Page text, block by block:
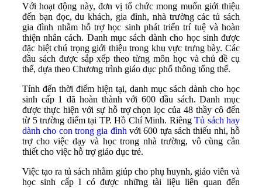
Với hoạt động này, đơn vị tổ chức mong muốn giới thiệu
đến bạn đọc, du khách, gia đình, nhà trường các tủ sách
gia đình nhằm hỗ trợ học sinh phát triển trí tuệ và hoàn
thiện nhân cách. Danh mục sách dành cho học sinh được
đặc biệt chú trọng giới thiệu trong khu vực trưng bày. Các
đầu sách được sắp xếp theo từng môn học và chủ đề cụ
thể, dựa theo Chương trình giáo dục phổ thông tổng thể.
Tính đến thời điểm hiện tại, danh mục sách dành cho học
sinh cấp 1 đã hoàn thành với 600 đầu sách. Danh mục
được thực hiện với sự hỗ trợ chọn lọc của 48 thầy cô đến
từ 5 trường điểm tại TP. Hồ Chí Minh. Riêng Tủ sách hay
dành cho con trong gia đình với 600 tựa sách thiếu nhi, hỗ
trợ cho việc dạy và học trong nhà trường, vô cùng cần
thiết cho việc hỗ trợ giáo dục trẻ.
Việc tạo ra tủ sách nhằm giúp cho phụ huynh, giáo viên và
học sinh cấp I có được những tài liệu liên quan đến